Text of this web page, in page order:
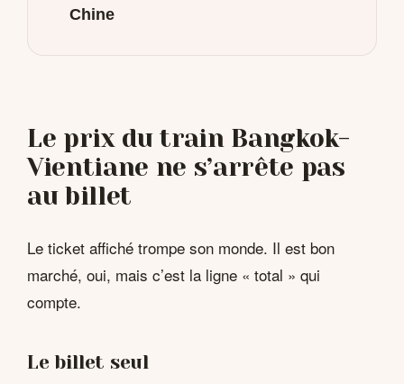
Chine
Le prix du train Bangkok-
Vientiane ne s’arrête pas
au billet
Le ticket affiché trompe son monde. Il est bon
marché, oui, mais c’est la ligne « total » qui
compte.
Le billet seul